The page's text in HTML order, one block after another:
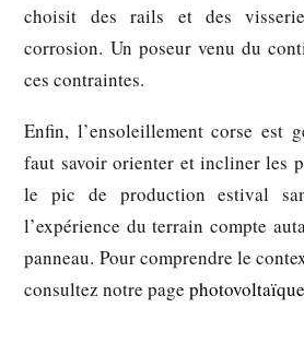
choisit des rails et des
corrosion. Un poseur venu du
ces contraintes.
Enfin, l’ensoleillement corse est
faut savoir orienter et incliner les
le pic de production estival
l’expérience du terrain compte
panneau. Pour comprendre le
consultez notre page